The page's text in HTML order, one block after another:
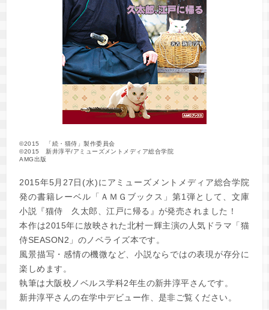
©2015 「続・猫侍」製作委員会
©2015 新井淳平/アミューズメントメディア総合学院
AMG出版
2015年5月27日(水)にアミューズメントメディア総合学院
発の書籍レーベル「ＡＭＧブックス」第1弾として、文庫
小説『猫侍 久太郎、江戸に帰る』が発売されました！
本作は2015年に放映された北村一輝主演の人気ドラマ「猫
侍SEASON2」のノベライズ本です。
風景描写・感情の機微など、小説ならではの表現が存分に
楽しめます。
執筆は大阪校ノベルス学科2年生の新井淳平さんです。
新井淳平さんの在学中デビュー作、是非ご覧ください。